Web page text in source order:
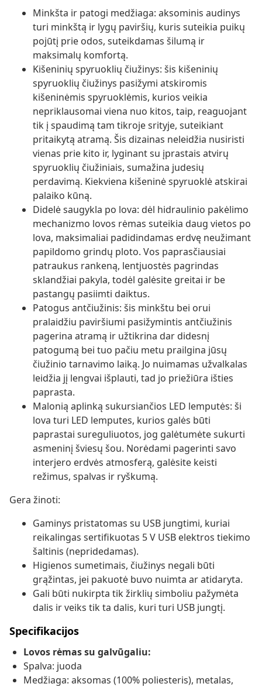
Minkšta ir patogi medžiaga: aksominis audinys
turi minkštą ir lygų paviršių, kuris suteikia puikų
pojūtį prie odos, suteikdamas šilumą ir
maksimalų komfortą.
Kišeninių spyruoklių čiužinys: šis kišeninių
spyruoklių čiužinys pasižymi atskiromis
kišeninėmis spyruoklėmis, kurios veikia
nepriklausomai viena nuo kitos, taip, reaguojant
tik į spaudimą tam tikroje srityje, suteikiant
pritaikytą atramą. Šis dizainas neleidžia nusiristi
vienas prie kito ir, lyginant su įprastais atvirų
spyruoklių čiužiniais, sumažina judesių
perdavimą. Kiekviena kišeninė spyruoklė atskirai
palaiko kūną.
Didelė saugykla po lova: dėl hidraulinio pakėlimo
mechanizmo lovos rėmas suteikia daug vietos po
lova, maksimaliai padidindamas erdvę neužimant
papildomo grindų ploto. Vos paprasčiausiai
patraukus rankeną, lentjuostės pagrindas
sklandžiai pakyla, todėl galėsite greitai ir be
pastangų pasiimti daiktus.
Patogus antčiužinis: šis minkštu bei orui
pralaidžiu paviršiumi pasižymintis antčiužinis
pagerina atramą ir užtikrina dar didesnį
patogumą bei tuo pačiu metu prailgina jūsų
čiužinio tarnavimo laiką. Jo nuimamas užvalkalas
leidžia jį lengvai išplauti, tad jo priežiūra išties
paprasta.
Malonią aplinką sukursiančios LED lemputės: ši
lova turi LED lemputes, kurios galės būti
paprastai sureguliuotos, jog galėtumėte sukurti
asmeninį šviesų šou. Norėdami pagerinti savo
interjero erdvės atmosferą, galėsite keisti
režimus, spalvas ir ryškumą.
Gera žinoti:
Gaminys pristatomas su USB jungtimi, kuriai
reikalingas sertifikuotas 5 V USB elektros tiekimo
šaltinis (nepridedamas).
Higienos sumetimais, čiužinys negali būti
grąžintas, jei pakuotė buvo nuimta ar atidaryta.
Gali būti nukirpta tik žirklių simboliu pažymėta
dalis ir veiks tik ta dalis, kuri turi USB jungtį.
Specifikacijos
Lovos rėmas su galvūgaliu:
Spalva: juoda
Medžiaga: aksomas (100% poliesteris), metalas,